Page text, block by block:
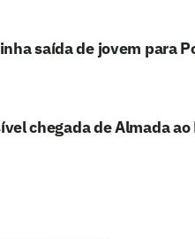
saída de jovem para
chegada de Almada